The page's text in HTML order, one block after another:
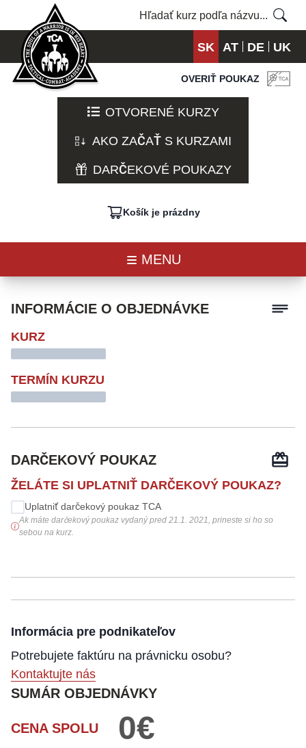
SK AT DE UK
OVERIŤ POUKAZ
OTVORENÉ KURZY
AKO ZAČAŤ S KURZAMI
DARČEKOVÉ POUKAZY
Košík je prázdny
MENU
INFORMÁCIE O OBJEDNÁVKE
KURZ
TERMÍN KURZU
DARČEKOVÝ POUKAZ
ŽELÁTE SI UPLATNIŤ DARČEKOVÝ POUKAZ?
Uplatniť darčekový poukaz TCA
Ak máte darčekový poukaz vydaný pred 21.1. 2021, prineste si ho so
sebou na kurz.
POUŽIŤ
Informácia pre podnikateľov
Potrebujete faktúru na právnicku osobu?
Kontaktujte nás
SUMÁR OBJEDNÁVKY
CENA SPOLU 0€